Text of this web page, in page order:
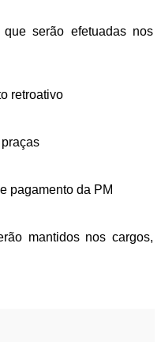
serão efetuadas nos
retroativo
pagamento da PM
mantidos nos cargos,